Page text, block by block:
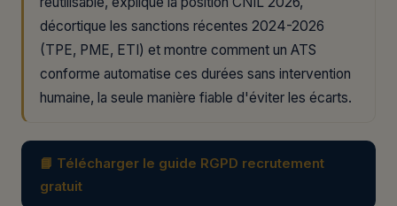
décortique les sanctions récentes 2024-2026
(TPE, PME, ETI) et montre comment un ATS
conforme automatise ces durées sans intervention
humaine, la seule manière fiable d'éviter les écarts.
📘 Télécharger le guide RGPD recrutement
gratuit